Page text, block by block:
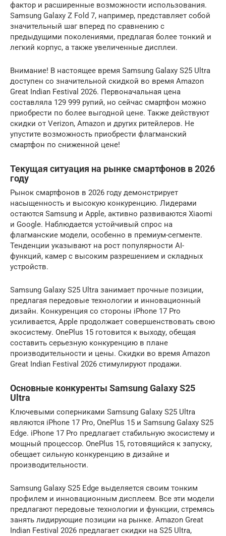
фактор и расширенные возможности использования.
Samsung Galaxy Z Fold 7, например, представляет собой
значительный шаг вперед по сравнению с
предыдущими поколениями, предлагая более тонкий и
легкий корпус, а также увеличенные дисплеи.
Внимание! В настоящее время Samsung Galaxy S25 Ultra
доступен со значительной скидкой во время Amazon
Great Indian Festival 2026. Первоначальная цена
составляла 129 999 рупий, но сейчас смартфон можно
приобрести по более выгодной цене. Также действуют
скидки от Verizon, Amazon и других ритейлеров. Не
упустите возможность приобрести флагманский
смартфон по сниженной цене!
Текущая ситуация на рынке смартфонов в 2026
году
Рынок смартфонов в 2026 году демонстрирует
насыщенность и высокую конкуренцию. Лидерами
остаются Samsung и Apple, активно развиваются Xiaomi
и Google. Наблюдается устойчивый спрос на
флагманские модели, особенно в премиум-сегменте.
Тенденции указывают на рост популярности AI-
функций, камер с высоким разрешением и складных
устройств.
Samsung Galaxy S25 Ultra занимает прочные позиции,
предлагая передовые технологии и инновационный
дизайн. Конкуренция со стороны iPhone 17 Pro
усиливается, Apple продолжает совершенствовать свою
экосистему. OnePlus 15 готовится к выходу, обещая
составить серьезную конкуренцию в плане
производительности и цены. Скидки во время Amazon
Great Indian Festival 2026 стимулируют продажи.
Основные конкуренты Samsung Galaxy S25
Ultra
Ключевыми соперниками Samsung Galaxy S25 Ultra
являются iPhone 17 Pro, OnePlus 15 и Samsung Galaxy S25
Edge. iPhone 17 Pro предлагает стабильную экосистему и
мощный процессор. OnePlus 15, готовящийся к запуску,
обещает сильную конкуренцию в дизайне и
производительности.
Samsung Galaxy S25 Edge выделяется своим тонким
профилем и инновационным дисплеем. Все эти модели
предлагают передовые технологии и функции, стремясь
занять лидирующие позиции на рынке. Amazon Great
Indian Festival 2026 предлагает скидки на S25 Ultra,